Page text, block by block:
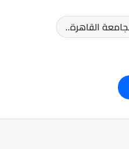
القاهرة..